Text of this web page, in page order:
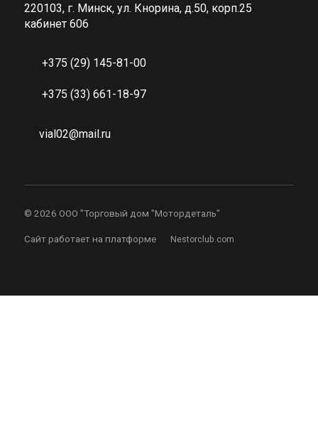
220103, г. Минск, ул. Кнорина, д.50, корп.25
кабинет 606
+375 (29) 145-81-00
+375 (33) 661-18-97
vial02@mail.ru
© 2026 ООО "Торговый дом "Мотордеталь"
Сайт работает на платформе Nestorclub.com